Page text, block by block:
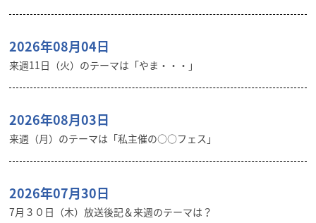
2026年08月04日
来週11日（火）のテーマは「やま・・・」
2026年08月03日
来週（月）のテーマは「私主催の○○フェス」
2026年07月30日
7月３０日（木）放送後記＆来週のテーマは？